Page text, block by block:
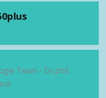
Team - Dr.phil.